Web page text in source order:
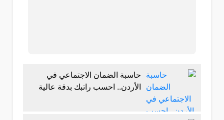
حاسبة الضمان الاجتماعي في
الأردن.. احسب راتبك بدقة عالية